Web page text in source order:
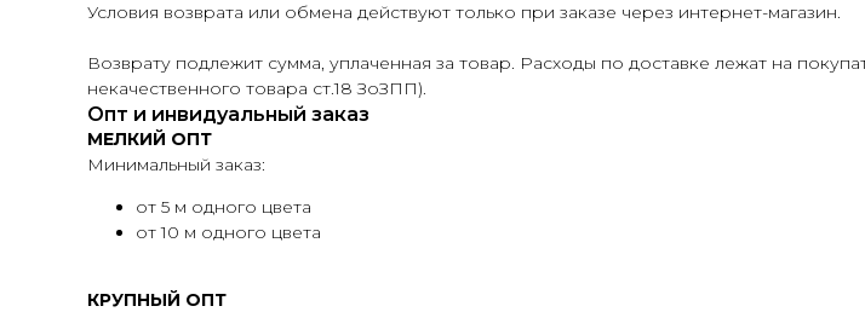
Условия возврата или обмена действуют только при заказе через интернет-магазин.
Возврату подлежит сумма, уплаченная за товар. Расходы по доставке лежат на
некачественного товара ст.18 ЗоЗПП).
Опт и инвидуальный заказ
МЕЛКИЙ ОПТ
Минимальный заказ:
от 5 м одного цвета
от 10 м одного цвета
КРУПНЫЙ ОПТ